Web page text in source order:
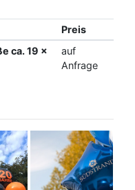
Preis
ca. 19 x
auf
Anfrage